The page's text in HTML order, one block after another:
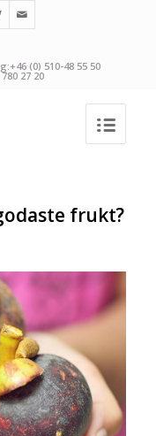
(0) 510-48 55 50
27 20
frukt?